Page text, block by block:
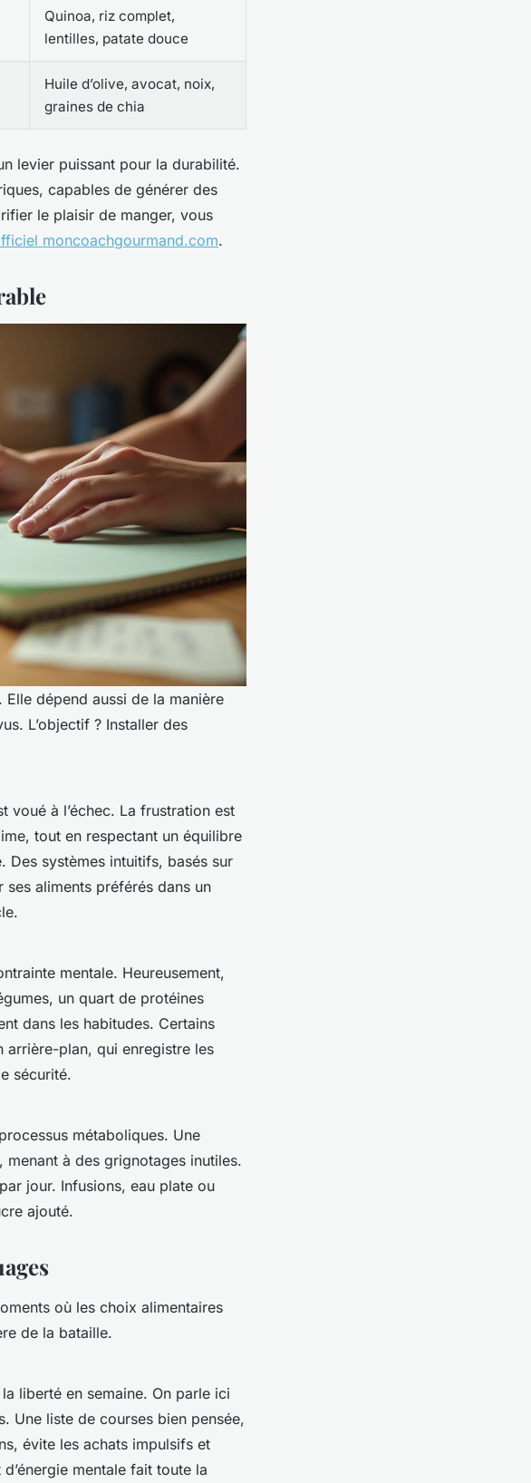
Quinoa, riz complet,
lentilles, patate douce
Huile d’olive, avocat, noix,
graines de chia
levier puissant pour la durabilité.
capables de générer des
le plaisir de manger, vous
moncoachgourmand.com.
dépend aussi de la manière
L’objectif ? Installer des
voué à l’échec. La frustration est
tout en respectant un équilibre
Des systèmes intuitifs, basés sur
aliments préférés dans un
mentale. Heureusement,
un quart de protéines
dans les habitudes. Certains
arrière-plan, qui enregistre les
sécurité.
métaboliques. Une
à des grignotages inutiles.
jour. Infusions, eau plate ou
ajouté.
où les choix alimentaires
de la bataille.
liberté en semaine. On parle ici
Une liste de courses bien pensée,
évite les achats impulsifs et
mentale fait toute la